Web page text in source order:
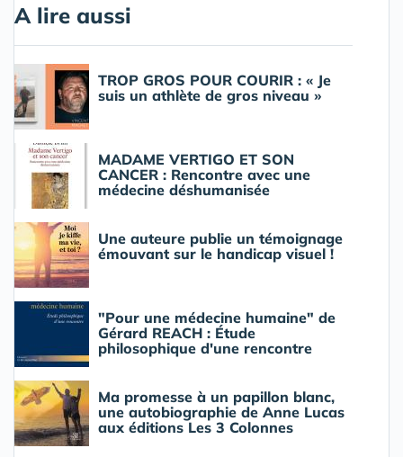
A lire aussi
TROP GROS POUR COURIR : « Je
suis un athlète de gros niveau »
MADAME VERTIGO ET SON
CANCER : Rencontre avec une
médecine déshumanisée
Une auteure publie un témoignage
émouvant sur le handicap visuel !
"Pour une médecine humaine" de
Gérard REACH : Étude
philosophique d'une rencontre
Ma promesse à un papillon blanc,
une autobiographie de Anne Lucas
aux éditions Les 3 Colonnes